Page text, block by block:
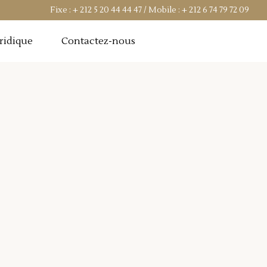
Fixe : + 212 5 20 44 44 47/ Mobile : + 212 6 74 79 72 09
Contactez-nous